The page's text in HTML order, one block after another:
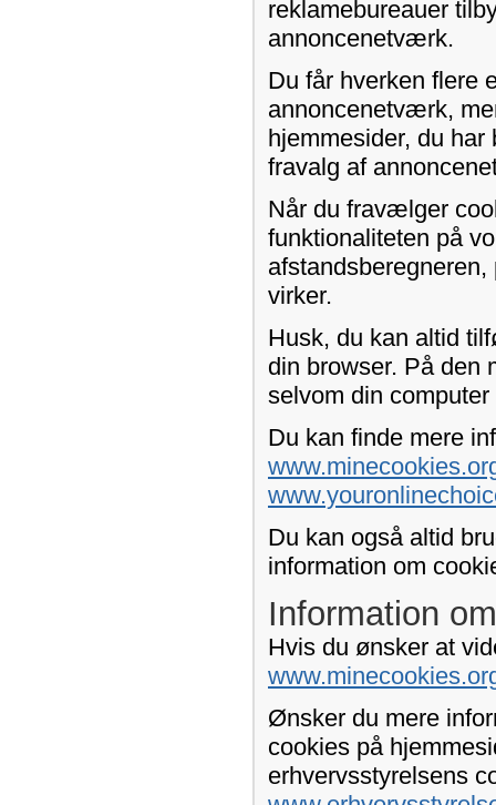
reklamebureauer
annoncenetværk.
Du får hverken flere
annoncenetværk,
hjemmesider, du
fravalg af
Når du fravælger
funktionaliteten på
virker.
Husk, du kan altid
din browser. På den
selvom din
Du kan finde mere
Du kan også altid
information om
Information
Hvis du ønsker at
Ønsker du mere
cookies på
erhvervsstyrelsens